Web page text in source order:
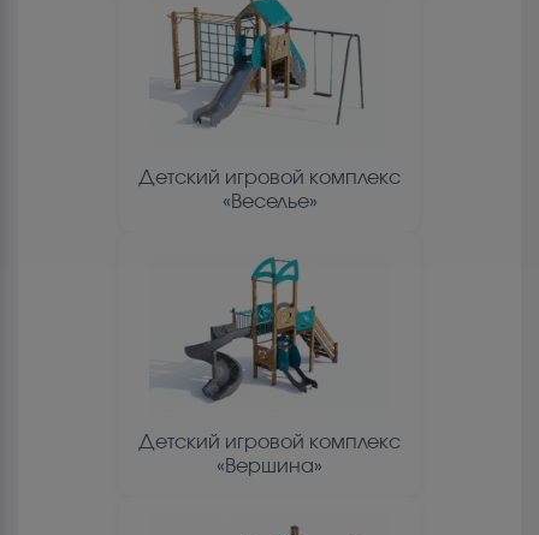
Детский игровой комплекс
«Веселье»
Детский игровой комплекс
«Вершина»